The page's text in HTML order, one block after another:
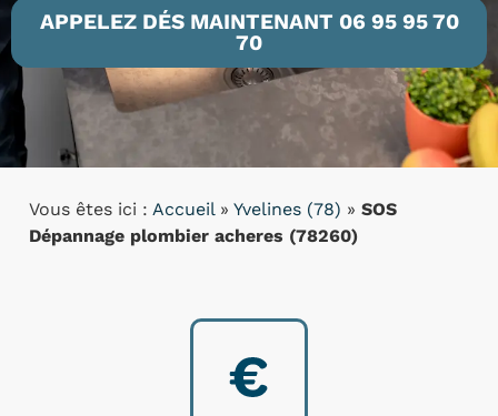
APPELEZ DÉS MAINTENANT 06 95 95 70
70
Vous êtes ici : Accueil» Yvelines (78) » SOS
Dépannage plombier acheres (78260)